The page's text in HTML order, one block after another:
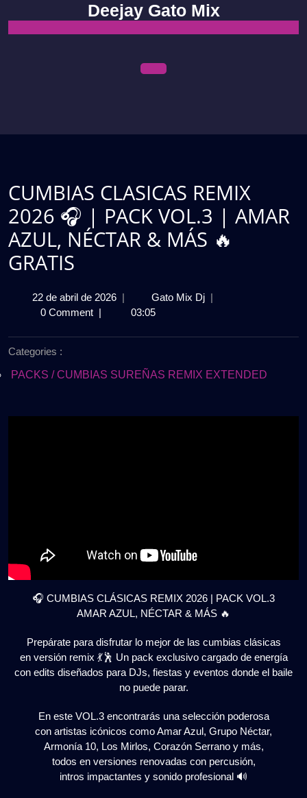
content
Deejay Gato Mix
CUMBIAS CLASICAS REMIX
2026 🎧 | PACK VOL.3 | AMAR
AZUL, NÉCTAR & MÁS 🔥
GRATIS
22 de abril de 202622| Gato Mix DjCUMBIAS
|
|
|
0 Comment | 03:05
Categories :
PACKS / CUMBIAS SUREÑAS REMIX EXTENDED
🎧 CUMBIAS CLÁSICAS REMIX 2026 | PACK VOL.3
AMAR AZUL, NÉCTAR & MÁS 🔥
Prepárate para disfrutar lo mejor de las cumbias clásicas
en versión remix 💃🕺 Un pack exclusivo cargado de energía
con edits diseñados para DJs, fiestas y eventos donde el baile
no puede parar.
En este VOL.3 encontrarás una selección poderosa
con artistas icónicos como Amar Azul, Grupo Néctar,
Armonía 10, Los Mirlos, Corazón Serrano y más,
todos en versiones renovadas con percusión,
intros impactantes y sonido profesional 🔊